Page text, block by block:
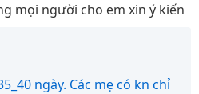
mọi người cho em xin ý kiến
ngày. Các mẹ có kn chỉ